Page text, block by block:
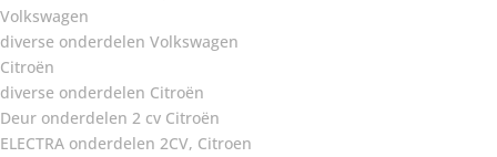
Volkswagen
diverse onderdelen Volkswagen
Citroën
diverse onderdelen Citroën
Deur onderdelen 2 cv Citroën
ELECTRA onderdelen 2CV, Citroen